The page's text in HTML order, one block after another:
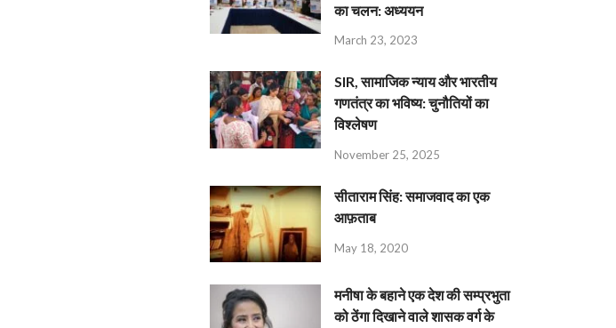
का चलन: अध्ययन
March 23, 2023
SIR, सामाजिक न्याय और भारतीय
गणतंत्र का भविष्य: चुनौतियों का
विश्लेषण
November 25, 2025
सीताराम सिंह: समाजवाद का एक
आफ़ताब
May 18, 2020
मनीषा के बहाने एक देश की सम्प्रभुता
को ठेंगा दिखाने वाले शासक वर्ग के